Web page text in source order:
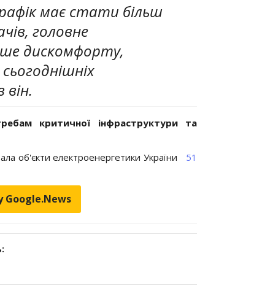
має стати більш
головне
дискомфорту,
критичної інфраструктури та
об'єкти електроенергетики України
51
Google.News